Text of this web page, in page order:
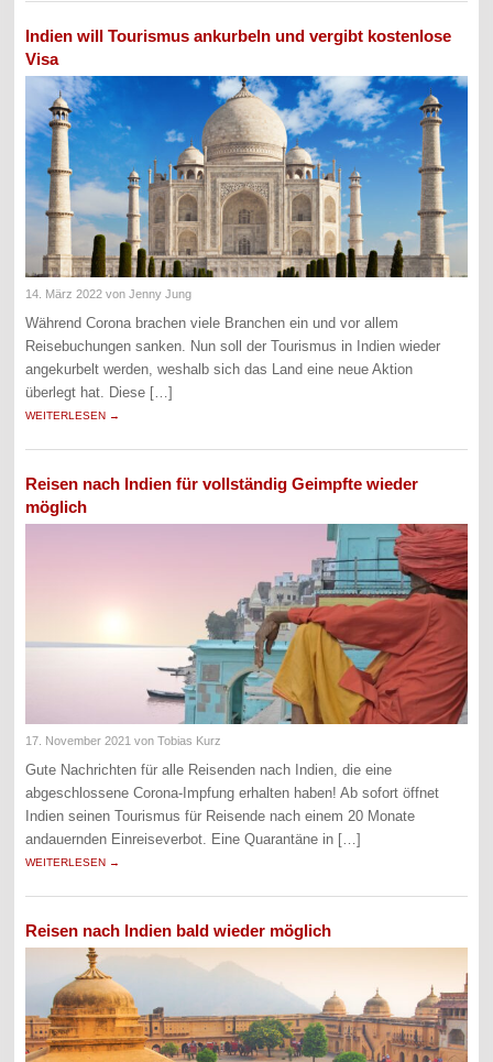
Indien will Tourismus ankurbeln und vergibt kostenlose
Visa
14. März 2022 von Jenny Jung
Während Corona brachen viele Branchen ein und vor allem
Reisebuchungen sanken. Nun soll der Tourismus in Indien wieder
angekurbelt werden, weshalb sich das Land eine neue Aktion
überlegt hat. Diese […]
WEITERLESEN →
Reisen nach Indien für vollständig Geimpfte wieder
möglich
17. November 2021 von Tobias Kurz
Gute Nachrichten für alle Reisenden nach Indien, die eine
abgeschlossene Corona-Impfung erhalten haben! Ab sofort öffnet
Indien seinen Tourismus für Reisende nach einem 20 Monate
andauernden Einreiseverbot. Eine Quarantäne in […]
WEITERLESEN →
Reisen nach Indien bald wieder möglich